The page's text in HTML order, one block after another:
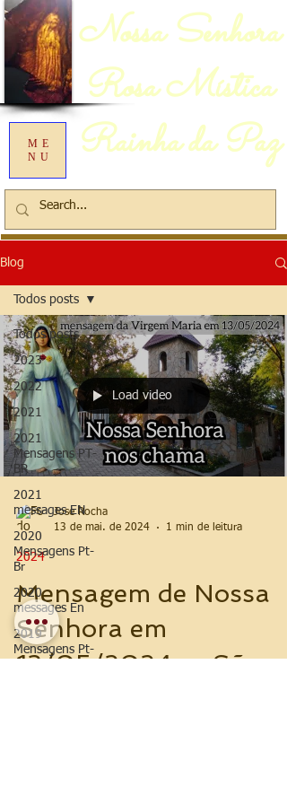
ME
NU
Nossa Senhora
Rosa Mística
Rainha da Paz
Blog
Todos posts
2023
2022
2021
2021
Mensagens PT-
BR
2021
messages EN
2020
Mensagens Pt-
Br
2020
messages En
2019
Mensagens Pt-
Todos posts
Load video
Jose Rocha
13 de mai. de 2024
1 min de leitura
2024
Mensagem de Nossa
Senhora em
13/05/2024 ― São